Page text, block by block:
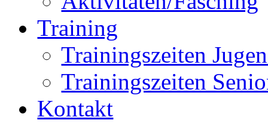
Training
Trainingszeiten
Trainingszeiten
Kontakt